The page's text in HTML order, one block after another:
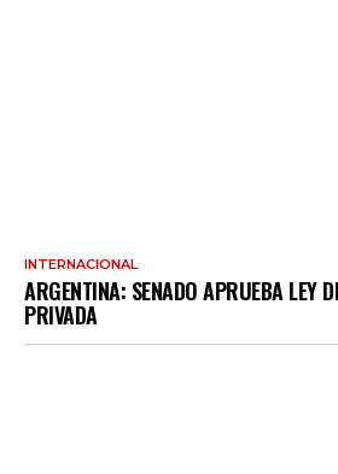
INTERNACIONAL
ARGENTINA: SENADO APRUEBA LEY
PRIVADA